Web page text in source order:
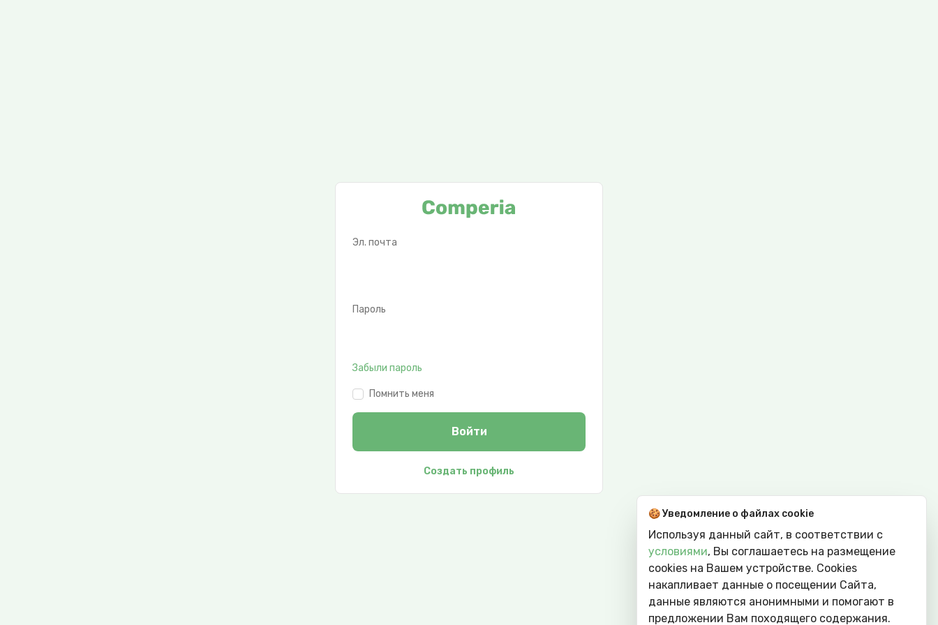
Эл. почта
Пароль
Забыли пароль
Помнить меня
Войти
Создать профиль
🍪 Уведомление о файлах cookie
Используя данный сайт, в соответствии с
условиями, Вы соглашаетесь на размещение
cookies на Вашем устройстве. Сookies
накапливает данные о посещении Сайта,
данные являются анонимными и помогают в
предложении Вам походящего содержания.